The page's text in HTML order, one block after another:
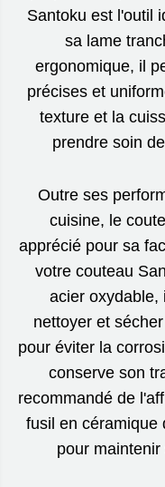
Santoku est l'outil
sa lame
ergonomique, il
précises et
texture et la
prendre soin
Outre ses
cuisine, le
apprécié pour sa
votre couteau
acier oxydable,
nettoyer et
pour éviter la
conserve son
recommandé de
fusil en céramique
pour